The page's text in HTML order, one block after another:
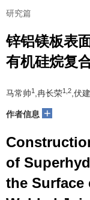
研究篇
锌铝镁板表
有机硅烷复
马常帅1 ,冉长荣1,2 ,伏
作者信息 +
of
the